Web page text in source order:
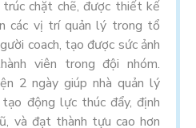
chặt chẽ, được thiết kế
các vị trí quản lý trong tổ
coach, tạo được sức ảnh
viên trong đội nhóm.
2 ngày giúp nhà quản lý
động lực thúc đẩy, định
và đạt thành tựu cao hơn